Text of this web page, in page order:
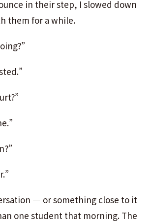
in their step, I slowed down
them for a while.
— or something close to it
one student that morning. The